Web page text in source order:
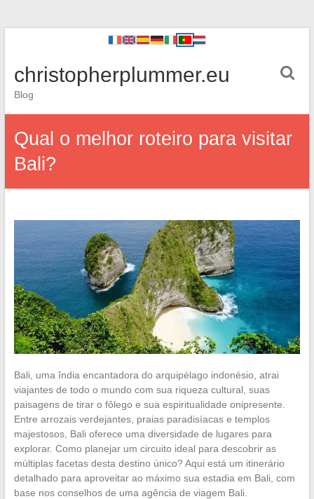
christopherplummer.eu
Blog
Qual o melhor roteiro para visitar
Bali?
Bali, uma îndia encantadora do arquipélago indonésio, atrai
viajantes de todo o mundo com sua riqueza cultural, suas
paisagens de tirar o fôlego e sua espiritualidade onipresente.
Entre arrozais verdejantes, praias paradisíacas e templos
majestosos, Bali oferece uma diversidade de lugares para
explorar. Como planejar um circuito ideal para descobrir as
múltiplas facetas desta destino único? Aqui está um itinerário
detalhado para aproveitar ao máximo sua estadia em Bali, com
base nos conselhos de uma agência de viagem Bali.